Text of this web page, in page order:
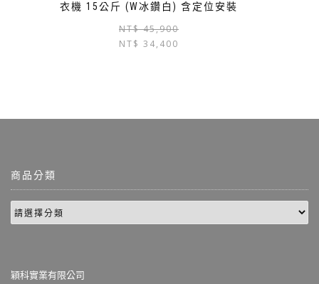
衣機 15公斤 (W冰鑽白) 含定位安裝
NT$45,900
NT$ 34,400
商品分類
穎科實業有限公司